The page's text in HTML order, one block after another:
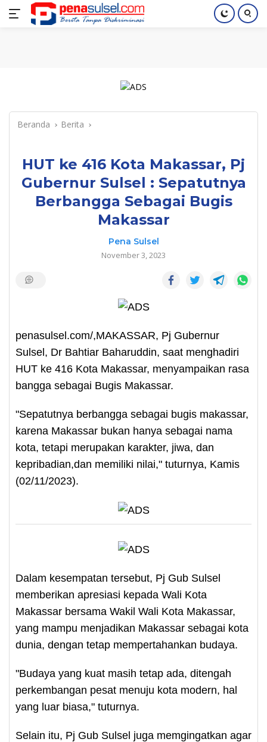
Langsung
Home Nasional Pendidikan Index
Beranda Berita
HUT ke 416 Kota Makassar, Pj
Gubernur Sulsel : Sepatutnya
Berbangga Sebagai Bugis
Makassar
Pena Sulsel
November 3, 2023
penasulsel.com/,MAKASSAR, Pj Gubernur
Sulsel, Dr Bahtiar Baharuddin, saat menghadiri
HUT ke 416 Kota Makassar, menyampaikan rasa
bangga sebagai Bugis Makassar.
"Sepatutnya berbangga sebagai bugis makassar,
karena Makassar bukan hanya sebagai nama
kota, tetapi merupakan karakter, jiwa, dan
kepribadian,dan memiliki nilai," tuturnya, Kamis
(02/11/2023).
Dalam kesempatan tersebut, Pj Gub Sulsel
memberikan apresiasi kepada Wali Kota
Makassar bersama Wakil Wali Kota Makassar,
yang mampu menjadikan Makassar sebagai kota
dunia, dengan tetap mempertahankan budaya.
"Budaya yang kuat masih tetap ada, ditengah
perkembangan pesat menuju kota modern, hal
yang luar biasa," tuturnya.
Selain itu, Pj Gub Sulsel juga memgingatkan agar